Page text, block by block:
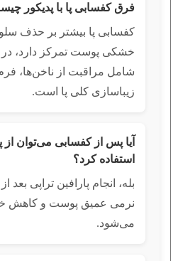
فرق کفسابی پا با پدیکور
کفسابی پا بیشتر بر حذف
خشکی پوست تمرکز دارد، در
شامل مراقبت از ناخن‌ها،
زیباسازی کلی پا است.
آیا پس از کفسابی می‌توان از
استفاده کرد؟
بله، انجام پارافین تراپی
نرمی عمیق پوست و کاهش
می‌شود.